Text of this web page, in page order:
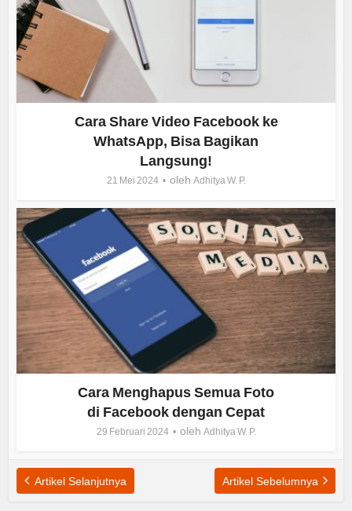
Cara Share Video Facebook ke
WhatsApp, Bisa Bagikan
Langsung!
21 Mei 2024 oleh Adhitya W. P.
Cara Menghapus Semua Foto
di Facebook dengan Cepat
29 Februari 2024 oleh Adhitya W. P.
Artikel Sebelumnya
Artikel Selanjutnya